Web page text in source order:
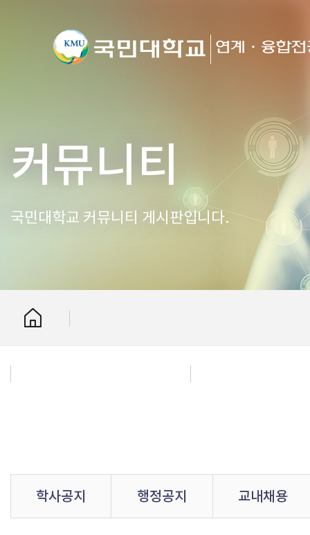
커뮤니티
국민대학교 커뮤니티 게시판입니다.
학사공지 행정공지 교내채용